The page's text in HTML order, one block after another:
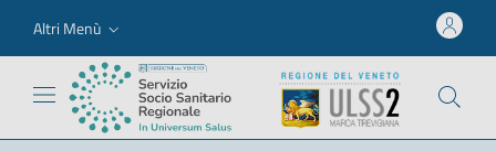
Altri Menù